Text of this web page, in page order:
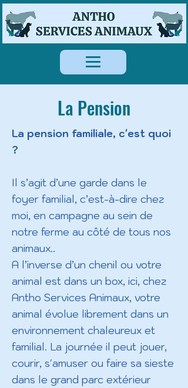
La Pension
La pension familiale, c'est quoi
?
Il s’agit d’une garde dans le
foyer familial, c’est-à-dire chez
moi, en campagne au sein de
notre ferme au côté de tous nos
animaux..
A l’inverse d’un chenil ou votre
animal est dans un box, ici, chez
Antho Services Animaux, votre
animal évolue librement dans un
environnement chaleureux et
familial. La journée il peut jouer,
courir, s'amuser ou faire sa sieste
dans le grand parc extérieur